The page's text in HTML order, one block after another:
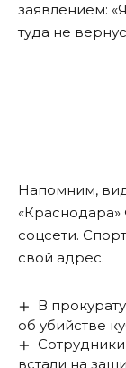
заявлением:
туда не
Напомним,
соцсети.
свой адрес.
В
об убийстве
встали на